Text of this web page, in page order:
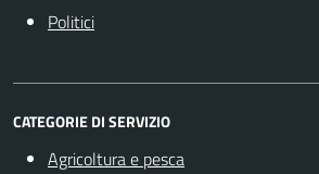
Politici
CATEGORIE DI SERVIZIO
Agricoltura e pesca